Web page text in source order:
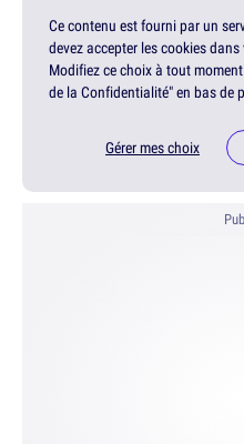
Ce contenu est fourni par un
devez accepter les cookies
Modifiez ce choix à tout
de la Confidentialité" en bas de
Gérer mes choix